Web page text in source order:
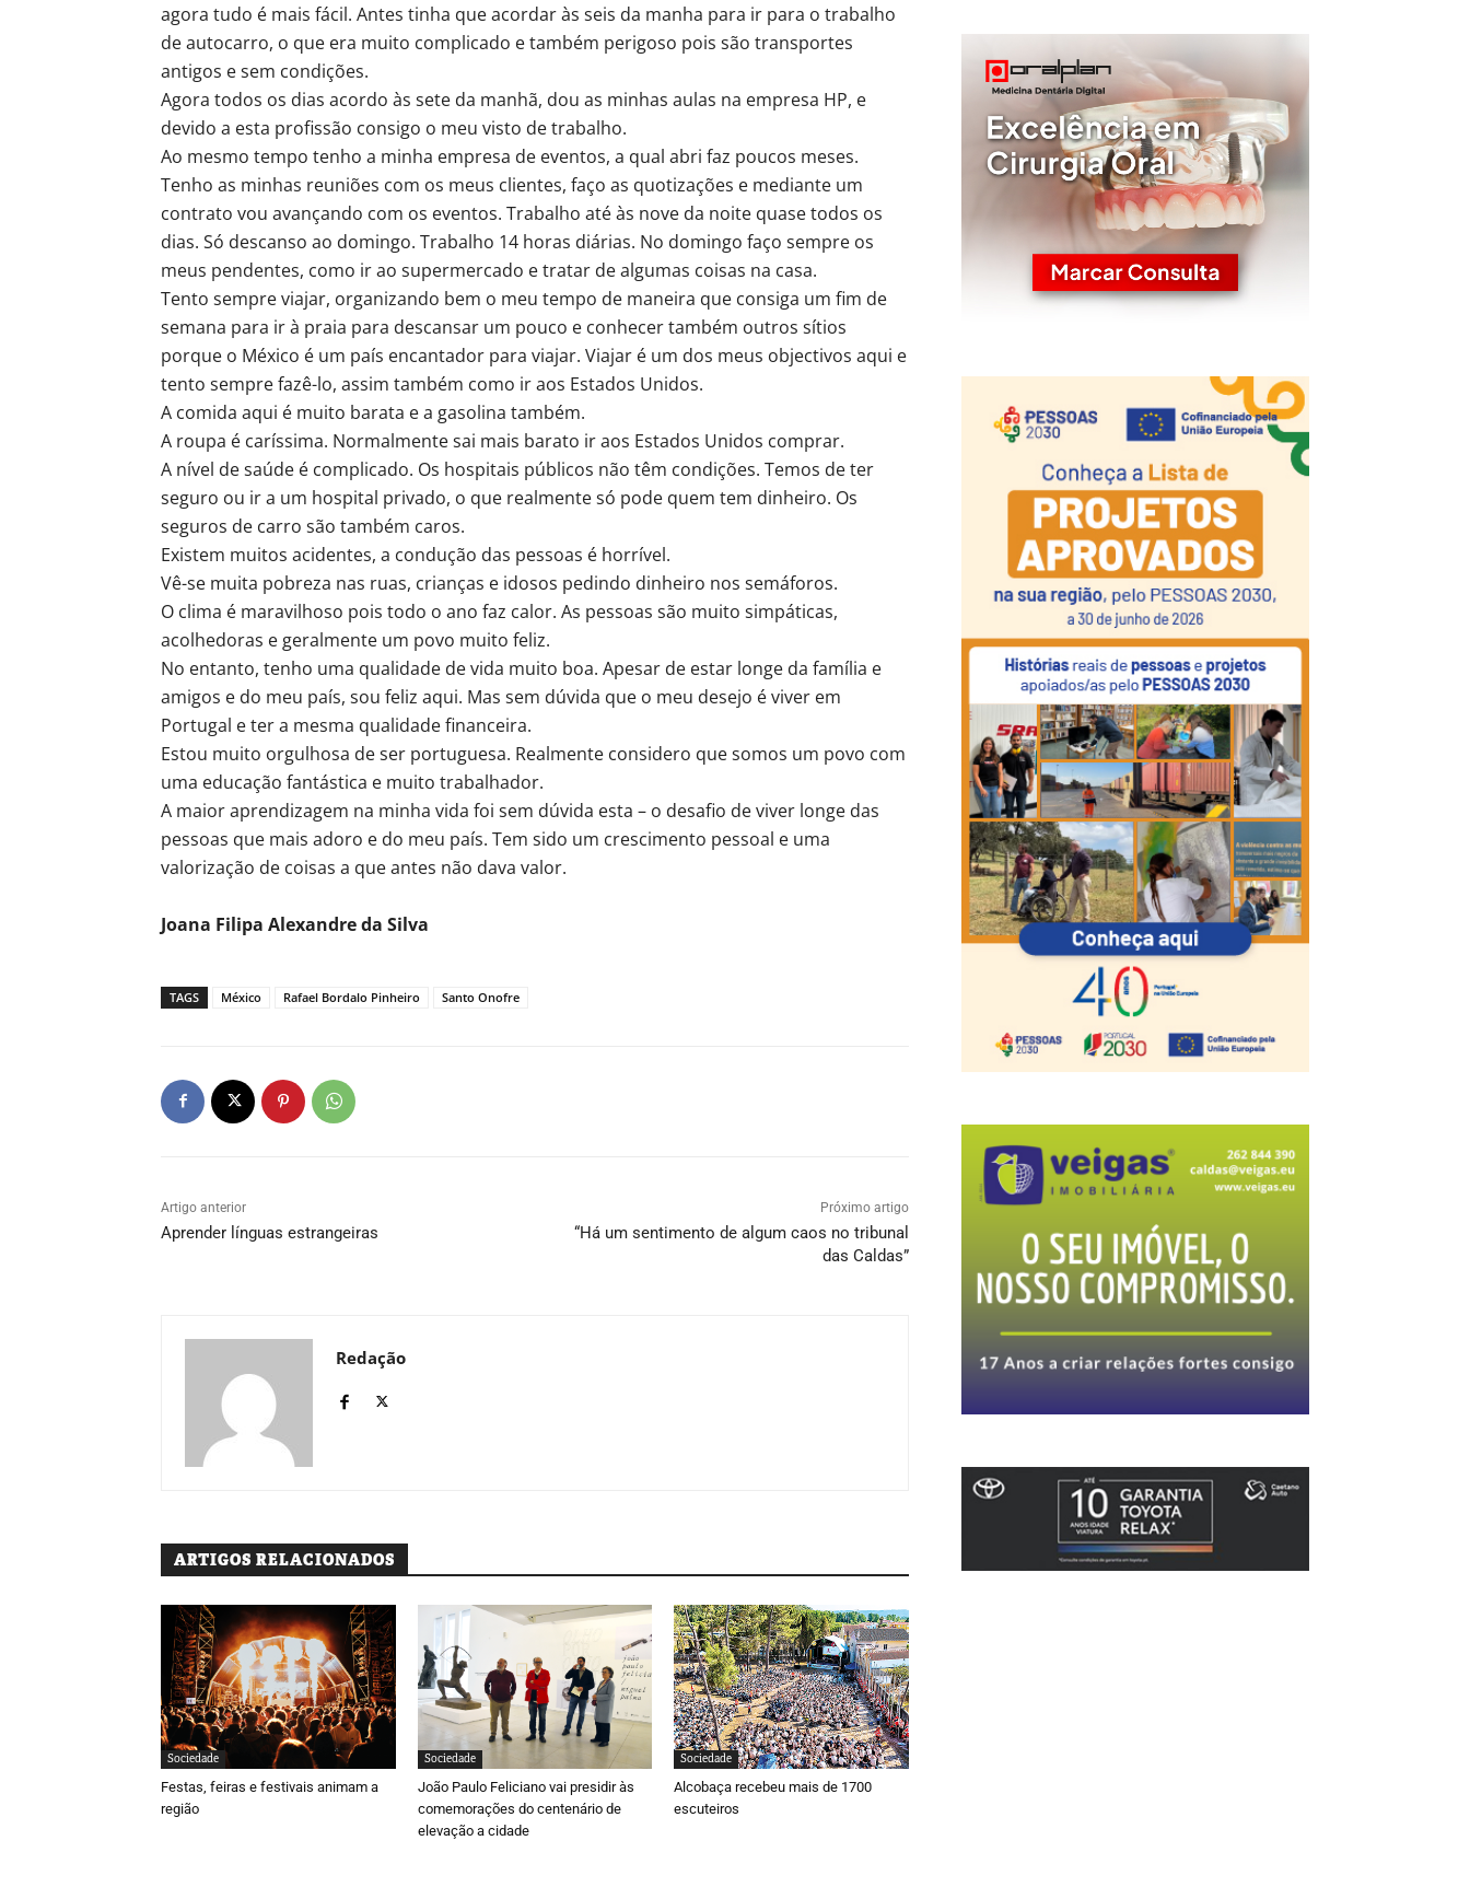
agora tudo é mais fácil. Antes tinha que acordar às seis da manha para ir para o trabalho
de autocarro, o que era muito complicado e também perigoso pois são transportes
antigos e sem condições.
Agora todos os dias acordo às sete da manhã, dou as minhas aulas na empresa HP, e
devido a esta profissão consigo o meu visto de trabalho.
Ao mesmo tempo tenho a minha empresa de eventos, a qual abri faz poucos meses.
Tenho as minhas reuniões com os meus clientes, faço as quotizações e mediante um
contrato vou avançando com os eventos. Trabalho até às nove da noite quase todos os
dias. Só descanso ao domingo. Trabalho 14 horas diárias. No domingo faço sempre os
meus pendentes, como ir ao supermercado e tratar de algumas coisas na casa.
Tento sempre viajar, organizando bem o meu tempo de maneira que consiga um fim de
semana para ir à praia para descansar um pouco e conhecer também outros sítios
porque o México é um país encantador para viajar. Viajar é um dos meus objectivos aqui e
tento sempre fazê-lo, assim também como ir aos Estados Unidos.
A comida aqui é muito barata e a gasolina também.
A roupa é caríssima. Normalmente sai mais barato ir aos Estados Unidos comprar.
A nível de saúde é complicado. Os hospitais públicos não têm condições. Temos de ter
seguro ou ir a um hospital privado, o que realmente só pode quem tem dinheiro. Os
seguros de carro são também caros.
Existem muitos acidentes, a condução das pessoas é horrível.
Vê-se muita pobreza nas ruas, crianças e idosos pedindo dinheiro nos semáforos.
O clima é maravilhoso pois todo o ano faz calor. As pessoas são muito simpáticas,
acolhedoras e geralmente um povo muito feliz.
No entanto, tenho uma qualidade de vida muito boa. Apesar de estar longe da família e
amigos e do meu país, sou feliz aqui. Mas sem dúvida que o meu desejo é viver em
Portugal e ter a mesma qualidade financeira.
Estou muito orgulhosa de ser portuguesa. Realmente considero que somos um povo com
uma educação fantástica e muito trabalhador.
A maior aprendizagem na minha vida foi sem dúvida esta – o desafio de viver longe das
pessoas que mais adoro e do meu país. Tem sido um crescimento pessoal e uma
valorização de coisas a que antes não dava valor.
Joana Filipa Alexandre da Silva
TAGS México Rafael Bordalo Pinheiro Santo Onofre
Artigo anterior
Aprender línguas estrangeiras
Próximo artigo
“Há um sentimento de algum caos no tribunal
das Caldas”
Redação
ARTIGOS RELACIONADOS
Sociedade
Festas, feiras e festivais animam a
região
Sociedade
João Paulo Feliciano vai presidir às
comemorações do centenário de
elevação a cidade
Sociedade
Alcobaça recebeu mais de 1700
escuteiros